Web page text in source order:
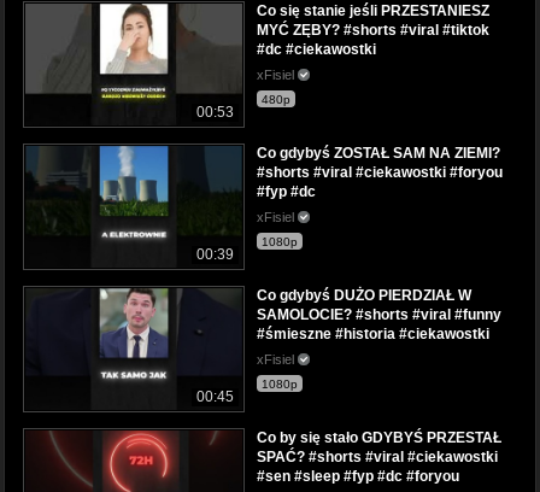
00:53
Co się stanie jeśli PRZESTANIESZ
MYĆ ZĘBY? #shorts #viral #tiktok
#dc #ciekawostki
xFisiel
480p
00:39
Co gdybyś ZOSTAŁ SAM NA ZIEMI?
#shorts #viral #ciekawostki #foryou
#fyp #dc
xFisiel
1080p
00:45
Co gdybyś DUŻO PIERDZIAŁ W
SAMOLOCIE? #shorts #viral #funny
#śmieszne #historia #ciekawostki
xFisiel
1080p
Co by się stało GDYBYŚ PRZESTAŁ
SPAĆ? #shorts #viral #ciekawostki
#sen #sleep #fyp #dc #foryou